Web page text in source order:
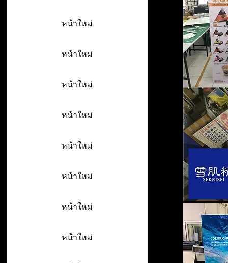
หน้าใหม่
หน้าใหม่
หน้าใหม่
หน้าใหม่
หน้าใหม่
หน้าใหม่
หน้าใหม่
หน้าใหม่